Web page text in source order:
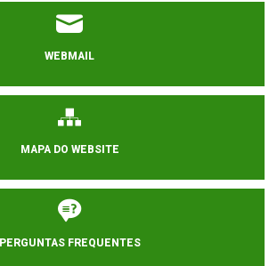
WEBMAIL
MAPA DO WEBSITE
PERGUNTAS FREQUENTES